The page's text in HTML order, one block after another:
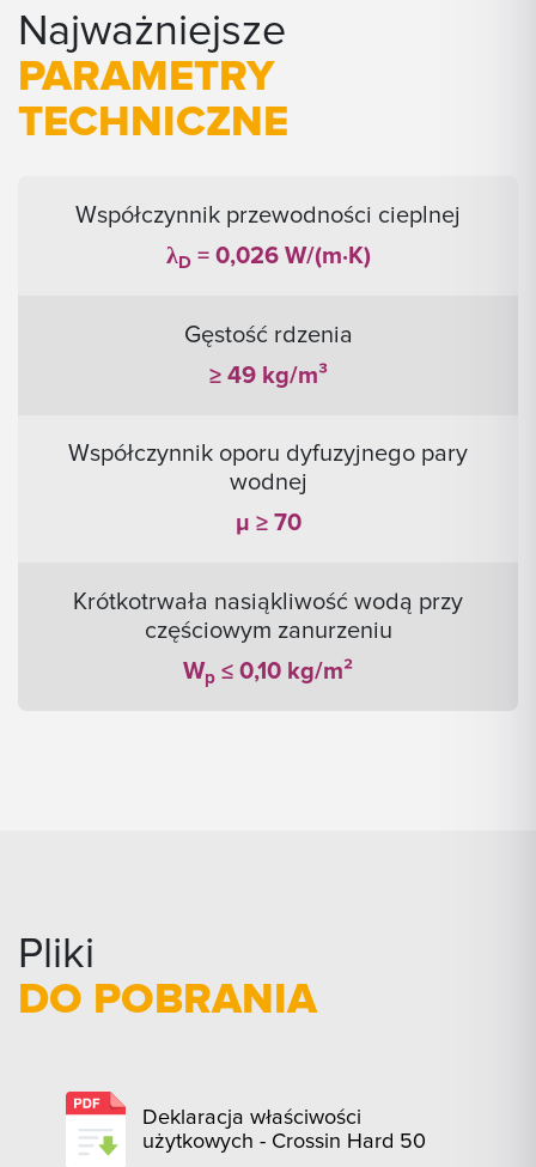
Najważniejsze
PARAMETRY
TECHNICZNE
Współczynnik przewodności cieplnej
λD= 0,026 W/(m·K)
Gęstość rdzenia
≥ 49 kg/m³
Współczynnik oporu dyfuzyjnego pary
wodnej
μ ≥ 70
Krótkotrwała nasiąkliwość wodą przy
częściowym zanurzeniu
Wp ≤ 0,10 kg/m²
Pliki
DO POBRANIA
Deklaracja właściwości
użytkowych - Crossin Hard 50